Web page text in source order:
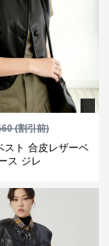
(割引前)
スト 合皮レザーベ
ス ジレ